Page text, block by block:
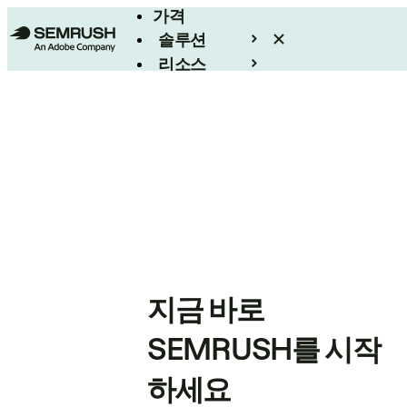
가격
솔루션
리소스
지금 바로
SEMRUSH를 시작
하세요